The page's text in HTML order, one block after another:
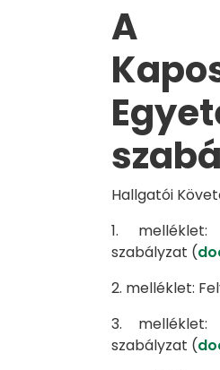
A
Hallgatói
1.
szabályzat (
2. melléklet:
3. melléklet:
szabályzat (